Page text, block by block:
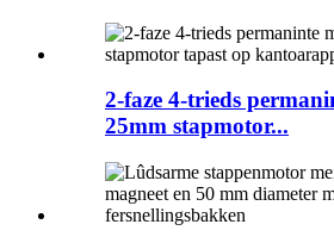
2-faze 4-trieds
25mm stapmotor...